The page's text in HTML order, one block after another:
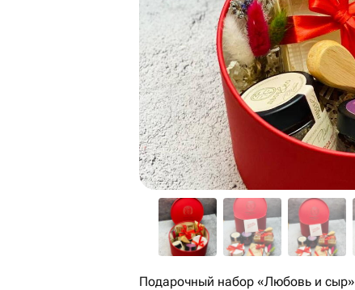
Подарочный набор «Любовь и сыр»